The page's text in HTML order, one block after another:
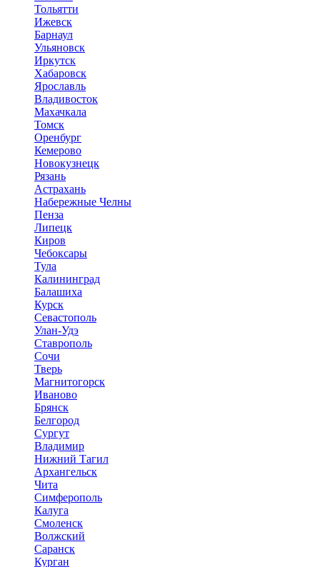
Тольятти
Ижевск
Барнаул
Ульяновск
Иркутск
Хабаровск
Ярославль
Владивосток
Махачкала
Томск
Оренбург
Кемерово
Новокузнецк
Рязань
Астрахань
Набережные Челны
Пенза
Липецк
Киров
Чебоксары
Тула
Калининград
Балашиха
Курск
Севастополь
Улан-Удэ
Ставрополь
Сочи
Тверь
Магнитогорск
Иваново
Брянск
Белгород
Сургут
Владимир
Нижний Тагил
Архангельск
Чита
Симферополь
Калуга
Смоленск
Волжский
Саранск
Курган